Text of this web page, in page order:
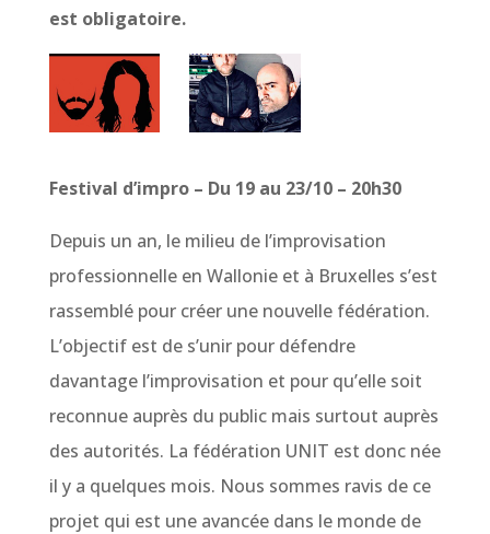
est obligatoire.
Festival d’impro – Du 19 au 23/10 – 20h30
Depuis un an, le milieu de l’improvisation
professionnelle en Wallonie et à Bruxelles s’est
rassemblé pour créer une nouvelle fédération.
L’objectif est de s’unir pour défendre
davantage l’improvisation et pour qu’elle soit
reconnue auprès du public mais surtout auprès
des autorités. La fédération UNIT est donc née
il y a quelques mois. Nous sommes ravis de ce
projet qui est une avancée dans le monde de